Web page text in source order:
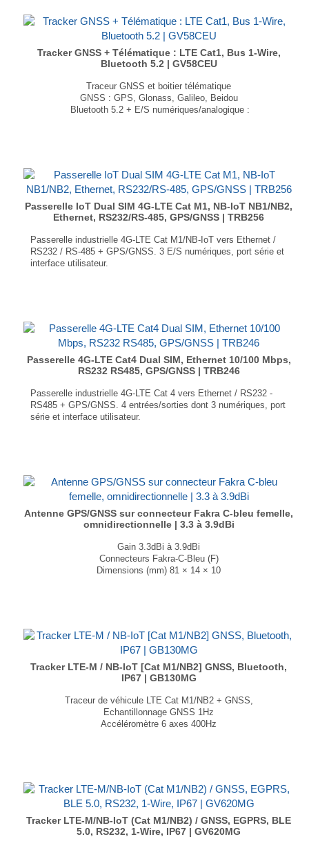
Tracker GNSS + Télématique : LTE Cat1, Bus 1-Wire,
Bluetooth 5.2 | GV58CEU
Traceur GNSS et boitier télématique
GNSS : GPS, Glonass, Galileo, Beidou
Bluetooth 5.2 + E/S numériques/analogique :
...
Passerelle IoT Dual SIM 4G-LTE Cat M1, NB-IoT NB1/NB2,
Ethernet, RS232/RS-485, GPS/GNSS | TRB256
Passerelle industrielle 4G-LTE Cat M1/NB-IoT vers Ethernet /
RS232 / RS-485 + GPS/GNSS. 3 E/S numériques, port série et
interface utilisateur.
Dimensions : 83 × 25 × 74.2 mm
Poids : 165g
Passerelle 4G-LTE Cat4 Dual SIM, Ethernet 10/100 Mbps,
RS232 RS485, GPS/GNSS | TRB246
Passerelle industrielle 4G-LTE Cat 4 vers Ethernet / RS232 -
RS485 + GPS/GNSS. 4 entrées/sorties dont 3 numériques, port
série et interface utilisateur.
GPS, GLONASS, BeiDou, Galileo et QZSS
Poids : 165g
Antenne GPS/GNSS sur connecteur Fakra C-bleu femelle,
omnidirectionnelle | 3.3 à 3.9dBi
Gain 3.3dBi à 3.9dBi
Connecteurs Fakra-C-Bleu (F)
Dimensions (mm) 81 × 14 × 10
Tracker LTE-M / NB-IoT [Cat M1/NB2] GNSS, Bluetooth,
IP67 | GB130MG
Traceur de véhicule LTE Cat M1/NB2 + GNSS,
Echantillonnage GNSS 1Hz
Accéléromètre 6 axes 400Hz
Poids : 130gr
...
Tracker LTE-M/NB-IoT (Cat M1/NB2) / GNSS, EGPRS, BLE
5.0, RS232, 1-Wire, IP67 | GV620MG